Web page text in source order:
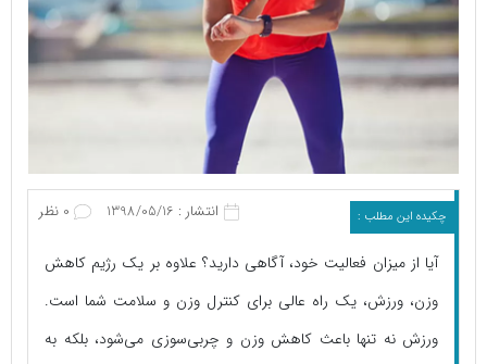
چکیده این مطلب : انتشار : 1398/05/16
آیا از میزان فعالیت خود، آگاهی دارید؟ علاوه بر یک رژیم کاهش
وزن، ورزش، یک راه عالی برای کنترل وزن و سلامت شما است.
ورزش نه تنها باعث کاهش وزن و چربی‌سوزی می‌شود، بلکه به